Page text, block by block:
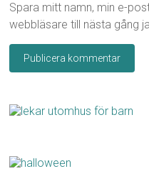
Spara mitt namn, min e-
webbläsare till nästa gång